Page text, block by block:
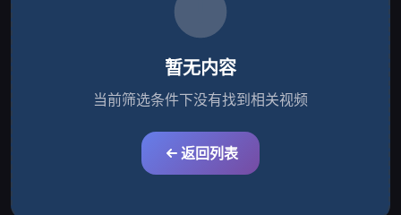
暂无内容
当前筛选条件下没有找到相关视频
返回列表